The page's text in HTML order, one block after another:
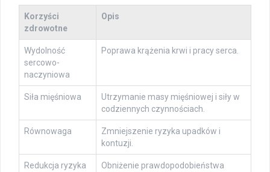
Korzyści
zdrowotne
Opis
Wydolność
sercowo-
naczyniowa
Poprawa krążenia krwi i pracy serca.
Siła mięśniowa
Utrzymanie masy mięśniowej i siły w
codziennych czynnościach.
Równowaga
Zmniejszenie ryzyka upadków i
kontuzji.
Redukcja ryzyka
Obniżenie prawdopodobieństwa